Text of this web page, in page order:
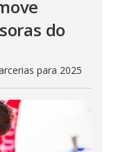
do
para 2025